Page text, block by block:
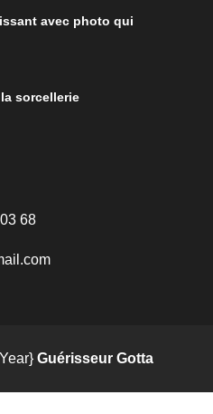
avec photo qui
sorcellerie
68
Guérisseur Gotta